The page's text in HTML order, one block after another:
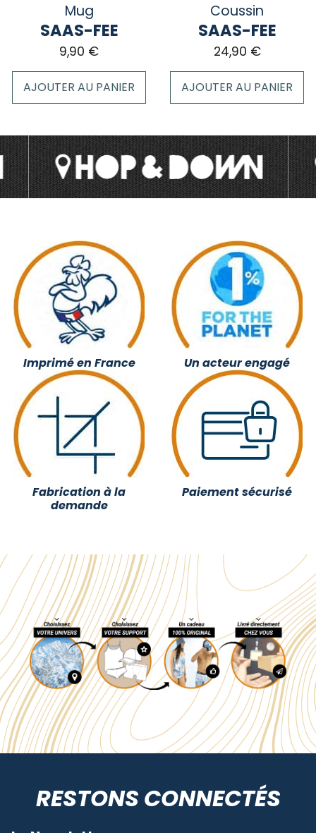
produit
Mug
SAAS-FEE
9,90 €
AJOUTER AU PANIER
Coussin
SAAS-FEE
24,90 €
AJOUTER AU PANIER
Imprimé en France Un acteur engagé
Fabrication à la
demande
Paiement sécurisé
RESTONS CONNECTÉS